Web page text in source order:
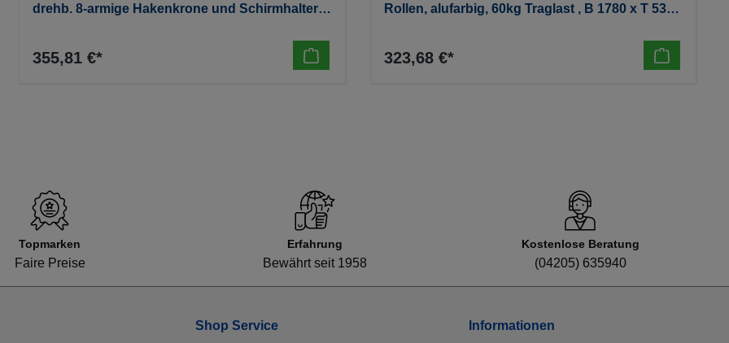
drehb. 8-armige Hakenkrone und Schirmhalter,
355,81 €*
Rollen, alufarbig, 60kg Traglast , B 1780 x T 530
323,68 €*
Topmarken
Faire Preise
Erfahrung
Bewährt seit 1958
Kostenlose Beratung
(04205) 635940
Shop Service Informationen